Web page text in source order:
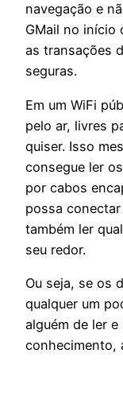
navegação e
GMail no início
as transações
seguras.
Em um WiFi
pelo ar, livres
quiser. Isso
consegue ler
por cabos
possa
também ler
seu redor.
Ou seja, se os
qualquer um
alguém de ler
conhecimento,